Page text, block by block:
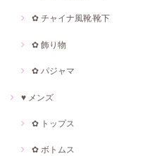
✿ チャイナ風靴·靴下
✿ 飾り物
✿ パジャマ
♥ メンズ
✿ トップス
✿ ボトムス